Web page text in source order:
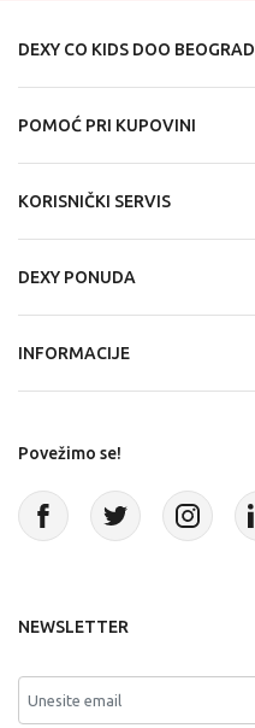
DEXY CO KIDS DOO BEOGRAD
POMOĆ PRI KUPOVINI
KORISNIČKI SERVIS
DEXY PONUDA
INFORMACIJE
Povežimo se!
NEWSLETTER